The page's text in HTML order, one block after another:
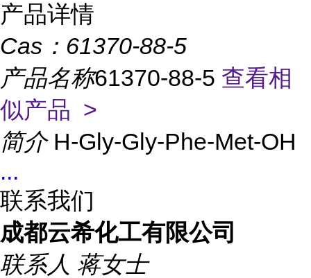
产品详情
Cas： 61370-88-5
产品名称61370-88-5 查看相
似产品 >
简介 H-Gly-Gly-Phe-Met-OH
...
联系我们
成都云希化工有限公司
联系人 蒋女士